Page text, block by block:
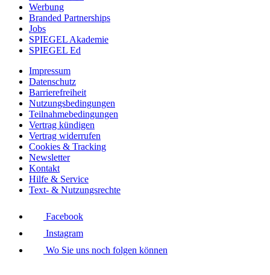
Werbung
Branded Partnerships
Jobs
SPIEGEL Akademie
SPIEGEL Ed
Impressum
Datenschutz
Barrierefreiheit
Nutzungsbedingungen
Teilnahmebedingungen
Vertrag kündigen
Vertrag widerrufen
Cookies & Tracking
Newsletter
Kontakt
Hilfe & Service
Text- & Nutzungsrechte
Facebook
Instagram
Wo Sie uns noch folgen können